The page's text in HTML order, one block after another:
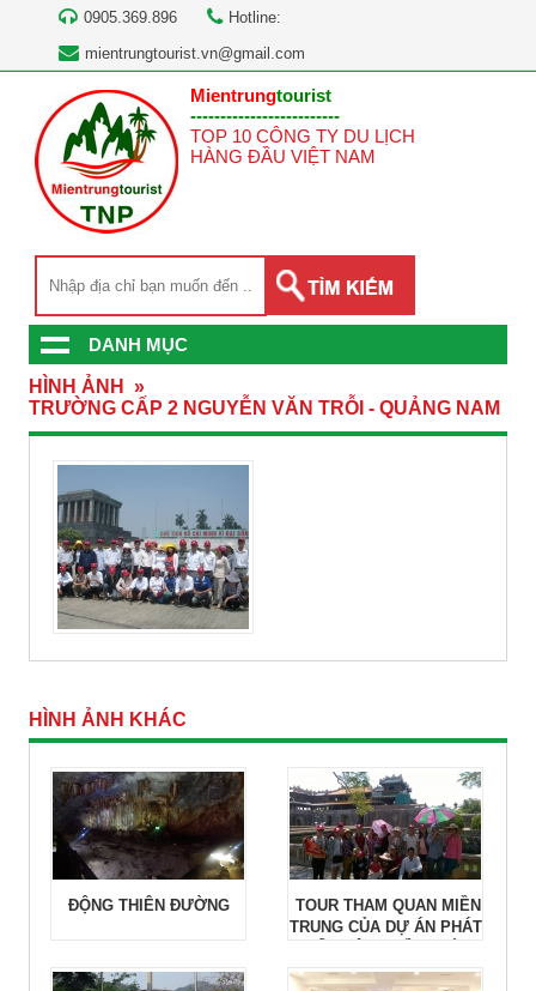
0905.369.896
Hotline:
mientrungtourist.vn@gmail.com
Mientrungtourist
-------------------------
TOP 10 CÔNG TY DU LỊCH
HÀNG ĐẦU VIỆT NAM
DANH MỤC
HÌNH ẢNH
»
TRƯỜNG CẤP 2 NGUYỄN VĂN TRỖI - QUẢNG NAM
HÌNH ẢNH KHÁC
ĐỘNG THIÊN ĐƯỜNG
TOUR THAM QUAN MIỀN
TRUNG CỦA DỰ ÁN PHÁT
THUẬN